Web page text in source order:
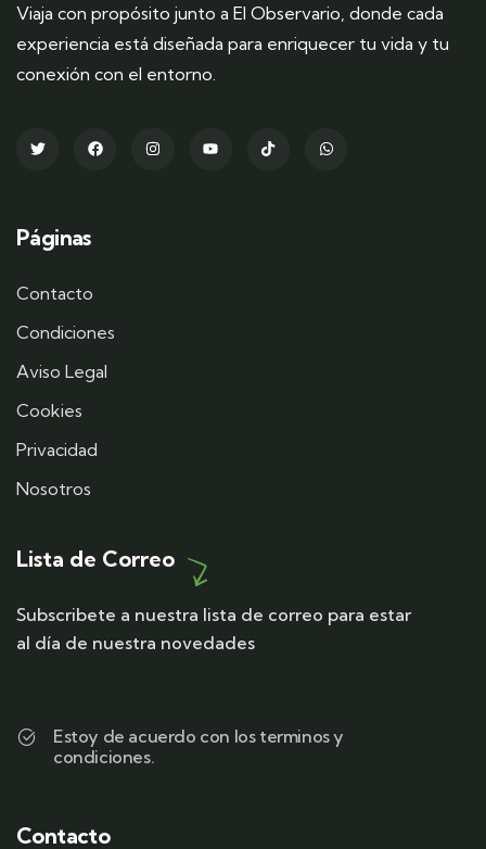
Viaja con propósito junto a El Observario, donde cada
experiencia está diseñada para enriquecer tu vida y tu
conexión con el entorno.
Páginas
Contacto
Condiciones
Aviso Legal
Cookies
Privacidad
Nosotros
Lista de Correo
Subscribete a nuestra lista de correo para estar
al día de nuestra novedades
Estoy de acuerdo con los terminos y
condiciones.
Contacto